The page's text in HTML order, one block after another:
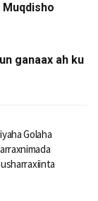
Muqdisho
ganaax ah ku
Golaha